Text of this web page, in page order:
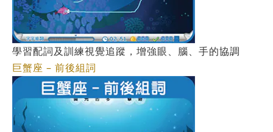
學習配詞及訓練視覺追蹤，增強眼、腦、手的協調
巨蟹座 – 前後組詞